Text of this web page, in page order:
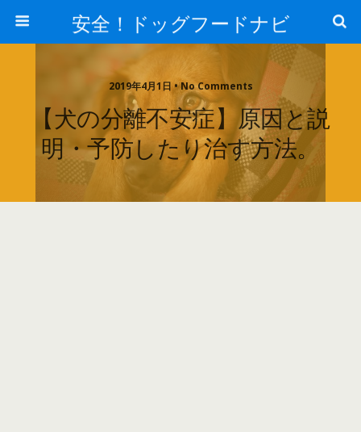
安全！ドッグフードナビ
2019年4月1日 • No Comments
【犬の分離不安症】原因と説
明・予防したり治す方法。